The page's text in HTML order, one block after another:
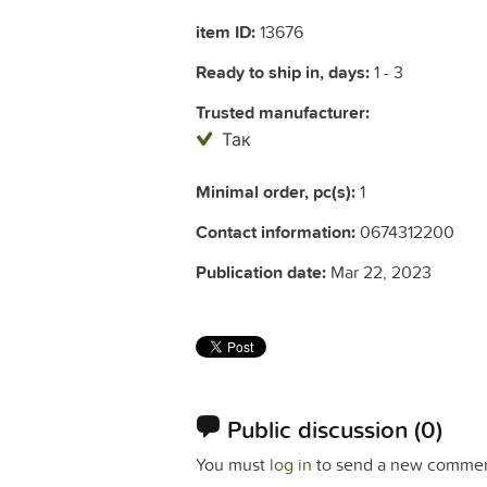
item ID:13676
Ready to ship in, days:1 - 3
Trusted manufacturer:
Так
Minimal order, pc(s):1
Contact information:0674312200
Publication date: Mar 22, 2023
Public discussion (0)
You must log in to send a new